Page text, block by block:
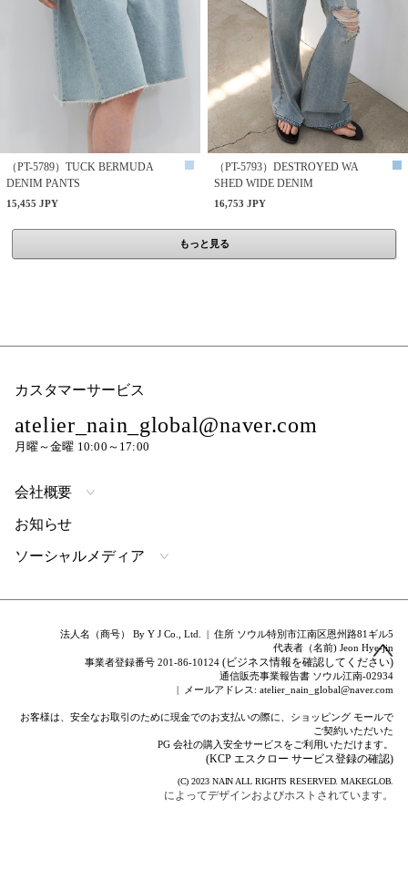
（PT-5789）TUCK BERMUDA
DENIM PANTS
15,455 JPY
（PT-5793）DESTROYED WA
SHED WIDE DENIM
16,753 JPY
もっと見る
カスタマーサービス
atelier_nain_global@naver.com
月曜～金曜 10:00～17:00
会社概要
お知らせ
ソーシャルメディア
法人名（商号） By Y J Co., Ltd. | 住所 ソウル特別市江南区恩州路81ギル5
代表者（名前) Jeon Hye-jin
事業者登録番号 201-86-10124(ビジネス情報を確認してください)
通信販売事業報告書 ソウル江南-02934
| メールアドレス: atelier_nain_global@naver.com
お客様は、安全なお取引のために現金でのお支払いの際に、ショッピング モールで
ご契約いただいた
PG 会社の購入安全サービスをご利用いただけます。
(KCP エスクロー サービス登録の確認)
(C) 2023 NAIN ALL RIGHTS RESERVED.MAKEGLOB.
によってデザインおよびホストされています。